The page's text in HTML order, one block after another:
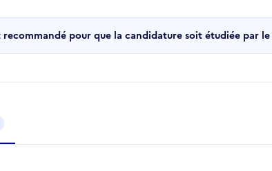
pour que la candidature soit étudiée par